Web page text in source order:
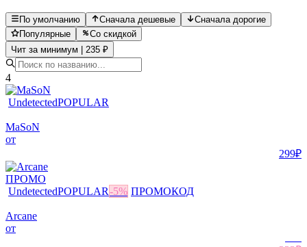
По умолчанию Сначала дешевые
Сначала дорогие
Популярные
Со скидкой
Чит за минимум | 235 ₽
4
UndetectedPOPULAR
MaSoN
от
299₽
ПРОМО
UndetectedPOPULAR-5% ПРОМОКОД
Arcane
от